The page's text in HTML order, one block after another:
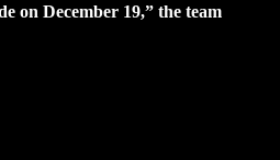
on December 19,” the team